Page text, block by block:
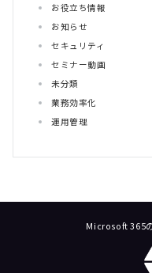
お役立ち情報
お知らせ
セキュリティ
セミナー動画
未分類
業務効率化
運用管理
Microsoft 365